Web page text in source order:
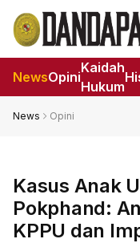
NewsOpini
Kaidah
Hukum
News Opini
Kasus Anak
Pokphand:
KPPU dan